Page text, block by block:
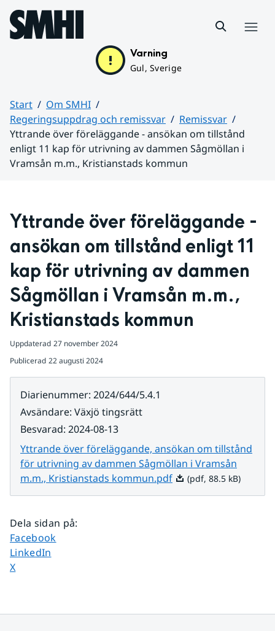
Hoppa till sidans innehåll
Varning
Gul, Sverige
Start
Om SMHI
Regeringsuppdrag och remissvar
Remissvar
Yttrande över föreläggande - ansökan om tillstånd
enligt 11 kap för utrivning av dammen Sågmöllan i
Vramsån m.m., Kristianstads kommun
Yttrande över föreläggande -
ansökan om tillstånd enligt 11
kap för utrivning av dammen
Sågmöllan i Vramsån m.m.,
Kristianstads kommun
Uppdaterad 27 november 2024
Publicerad 22 augusti 2024
Diarienummer: 2024/644/5.4.1
Avsändare: Växjö tingsrätt
Besvarad: 2024-08-13
Yttrande över föreläggande, ansökan om tillstånd
för utrivning av dammen Sågmöllan i Vramsån
m.m., Kristianstads kommun.pdfPdf, 88.5 kB.
(pdf, 88.5 kB)
Dela sidan på:
Dela sidan på
Facebook
Dela sidan på
LinkedIn
Dela sidan på
X